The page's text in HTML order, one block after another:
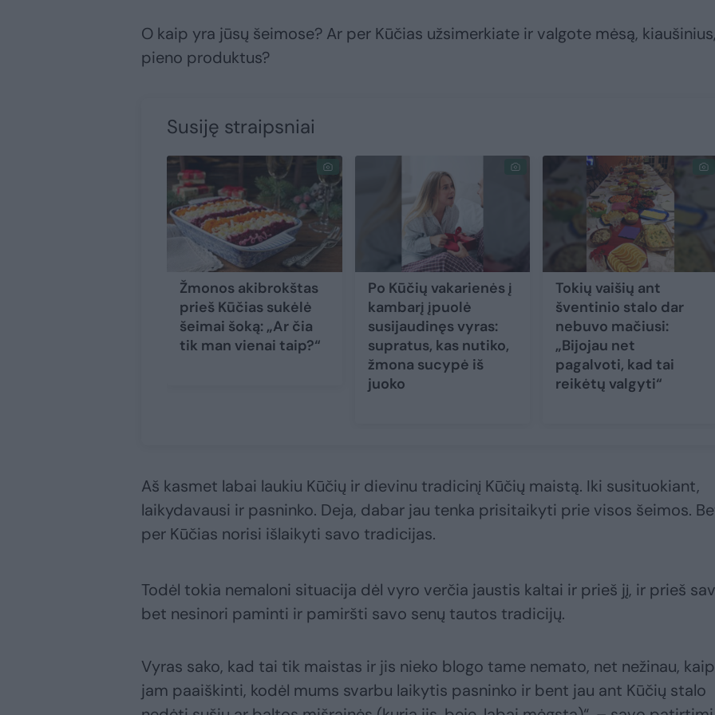
O kaip yra jūsų šeimose? Ar per Kūčias užsimerkiate ir valgote mėsą,
pieno produktus?
Susiję straipsniai
Žmonos akibrokštas
prieš Kūčias sukėlė
šeimai šoką: „Ar čia
tik man vienai taip?“
Po Kūčių vakarienės į
kambarį įpuolė
susijaudinęs vyras:
supratus, kas nutiko,
žmona sucypė iš
juoko
Tokių vaišių ant
šventinio stalo dar
nebuvo mačiusi:
„Bijojau net
pagalvoti, kad tai
reikėtų valgyti“
Aš kasmet labai laukiu Kūčių ir dievinu tradicinį Kūčių maistą. Iki susituokiant,
laikydavausi ir pasninko. Deja, dabar jau tenka prisitaikyti prie visos šeimos.
per Kūčias norisi išlaikyti savo tradicijas.
Todėl tokia nemaloni situacija dėl vyro verčia jaustis kaltai ir prieš jį, ir prieš
bet nesinori paminti ir pamiršti savo senų tautos tradicijų.
Vyras sako, kad tai tik maistas ir jis nieko blogo tame nemato, net nežinau, kaip
jam paaiškinti, kodėl mums svarbu laikytis pasninko ir bent jau ant Kūčių stalo